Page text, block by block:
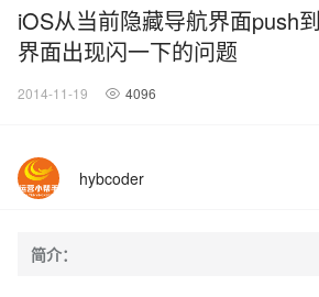
iOS从当前隐藏导航界面push
界面出现闪一下的问题
2014-11-19 4096
hybcoder
简介：